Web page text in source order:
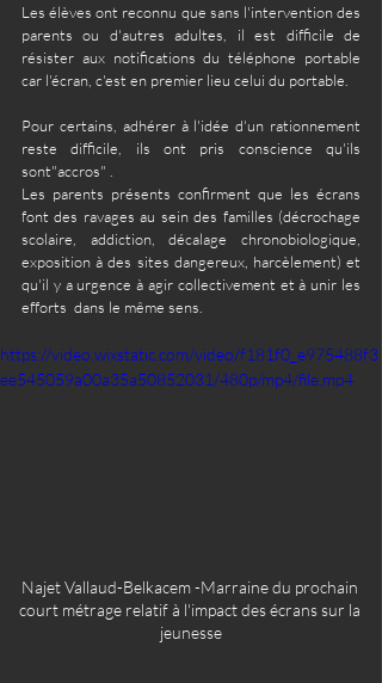
Les élèves ont reconnu que sans l'intervention des
parents ou d'autres adultes, il est difficile de
résister aux notifications du téléphone portable
car l'écran, c'est en premier lieu celui du portable.
Pour certains, adhérer à l'idée d'un rationnement
reste difficile, ils ont pris conscience qu'ils
sont"accros" .
Les parents présents confirment que les écrans
font des ravages au sein des familles (décrochage
scolaire, addiction, décalage chronobiologique,
exposition à des sites dangereux, harcèlement) et
qu'il y a urgence à agir collectivement et à unir les
efforts  dans le même sens.
https://video.wixstatic.com/video/f181f0_e975488f3
ee545059a00a35a50852031/480p/mp4/file.mp4
Najet Vallaud-Belkacem -Marraine du prochain
court métrage relatif à l'impact des écrans sur la
jeunesse